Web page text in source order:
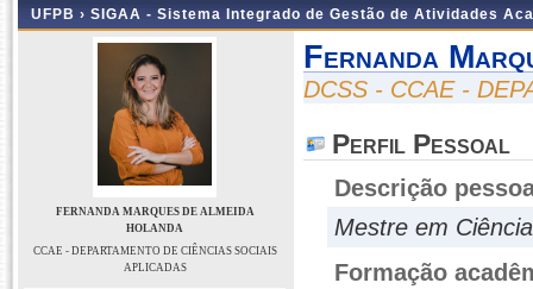
UFPB › SIGAA - Sistema Integrado de Gestão de Atividades
FERNANDA MARQUES DE ALMEIDA
HOLANDA
CCAE - DEPARTAMENTO DE CIÊNCIAS SOCIAIS
APLICADAS
Fernanda
DCSS - CCAE -
Perfil Pessoal
Descrição
Mestre em
Formação